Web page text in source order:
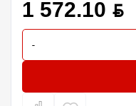
1 572.10 BYN
-